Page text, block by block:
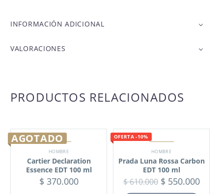
INFORMACIÓN ADICIONAL
VALORACIONES
PRODUCTOS RELACIONADOS
AGOTADO
HOMBRE
Cartier Declaration
Essence EDT 100 ml
$ 370.000
OFERTA -10%
HOMBRE
Prada Luna Rossa Carbon
EDT 100 ml
$610.000 $ 550.000